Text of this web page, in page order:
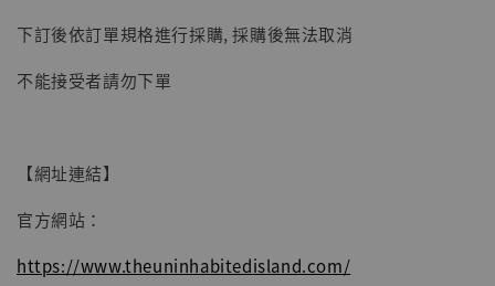
下訂後依訂單規格進行採購, 採購後無法取消
不能接受者請勿下單
【網址連結】
官方網站：
https://www.theuninhabitedisland.com/